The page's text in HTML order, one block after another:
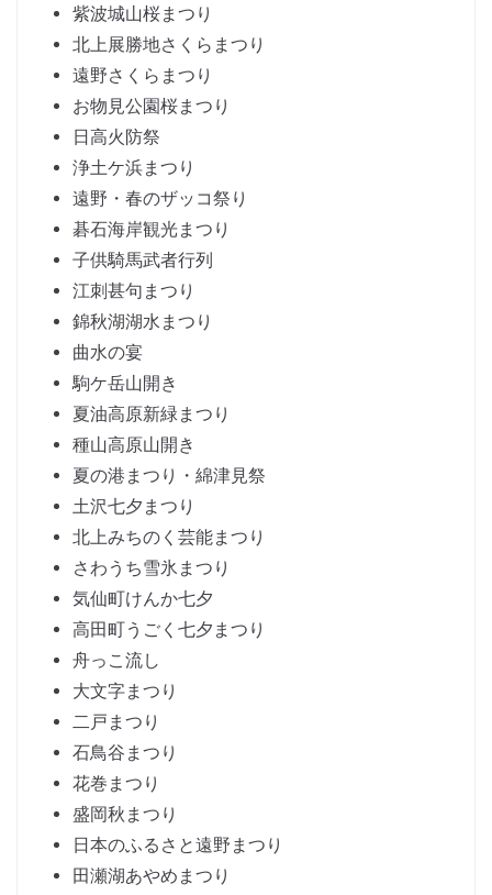
紫波城山桜まつり
北上展勝地さくらまつり
遠野さくらまつり
お物見公園桜まつり
日高火防祭
浄土ケ浜まつり
遠野・春のザッコ祭り
碁石海岸観光まつり
子供騎馬武者行列
江刺甚句まつり
錦秋湖湖水まつり
曲水の宴
駒ケ岳山開き
夏油高原新緑まつり
種山高原山開き
夏の港まつり・綿津見祭
土沢七夕まつり
北上みちのく芸能まつり
さわうち雪氷まつり
気仙町けんか七夕
高田町うごく七夕まつり
舟っこ流し
大文字まつり
二戸まつり
石鳥谷まつり
花巻まつり
盛岡秋まつり
日本のふるさと遠野まつり
田瀬湖あやめまつり